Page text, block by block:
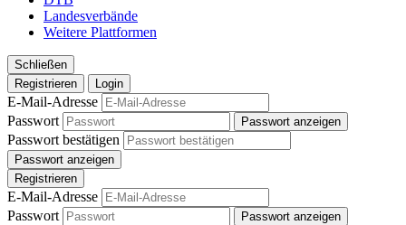
Landesverbände
Weitere Plattformen
Schließen
Registrieren
Login
E-Mail-Adresse
Passwort
Passwort anzeigen
Passwort bestätigen
Passwort anzeigen
Registrieren
E-Mail-Adresse
Passwort
Passwort anzeigen